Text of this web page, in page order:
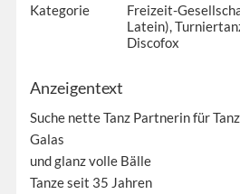
Kategorie
Freizeit-
Latein),
Discofox
Anzeigentext
Suche nette Tanz Partnerin für
Galas
und glanz volle Bälle
Tanze seit 35 Jahren